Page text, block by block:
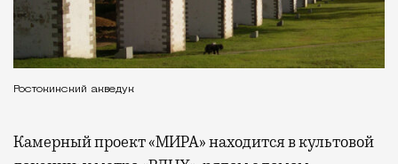
Ростокинский акведук
Камерный проект «МИРА» находится в культовой